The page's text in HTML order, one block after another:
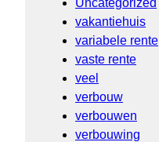
vakantiehuis
variabele rente
vaste rente
veel
verbouw
verbouwen
verbouwing